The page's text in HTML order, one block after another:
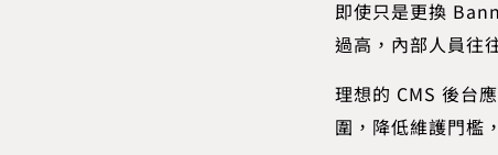
即使只是更換
過高，內部人員往
理想的 CMS 後台
圍，降低維護門檻